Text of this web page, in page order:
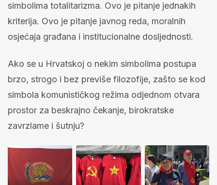
simbolima totalitarizma. Ovo je pitanje jednakih
kriterija. Ovo je pitanje javnog reda, moralnih
osjećaja građana i institucionalne dosljednosti.
Ako se u Hrvatskoj o nekim simbolima postupa
brzo, strogo i bez previše filozofije, zašto se kod
simbola komunističkog režima odjednom otvara
prostor za beskrajno čekanje, birokratske
zavrzlame i šutnju?